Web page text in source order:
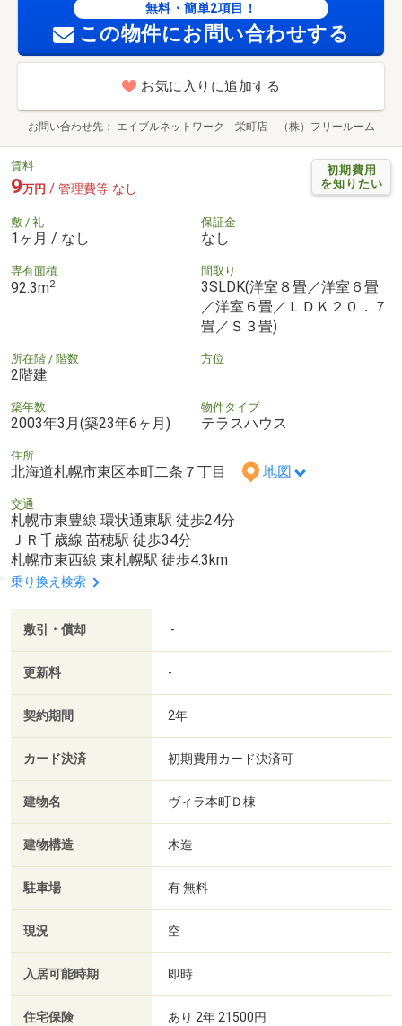
無料・簡単2項目！
この物件にお問い合わせする
お気に入りに追加する
お問い合わせ先 エイブルネットワーク 栄町店 （株）フリールーム
初期費用
を知りたい
賃料
9万円 / 管理費等 なし
敷 / 礼
1ヶ月 / なし
保証金
なし
専有面積
92.3m2
間取り
3SLDK(洋室８畳／洋室６畳
／洋室６畳／ＬＤＫ２０．７
畳／Ｓ３畳)
所在階 / 階数
2階建
方位
築年数
2003年3月(築23年6ヶ月)
物件タイプ
テラスハウス
住所
北海道札幌市東区本町二条７丁目 地図
交通
札幌市東豊線 環状通東駅 徒歩24分
ＪＲ千歳線 苗穂駅 徒歩34分
札幌市東西線 東札幌駅 徒歩4.3km
乗り換え検索
敷引・償却 -
更新料 -
契約期間 2年
カード決済 初期費用カード決済可
建物名 ヴィラ本町Ｄ棟
建物構造 木造
駐車場 有 無料
現況 空
入居可能時期 即時
住宅保険 あり 2年 21500円